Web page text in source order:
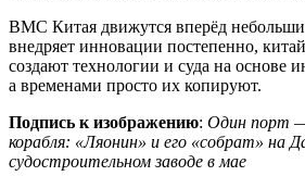
ВМС Китая движутся вперёд
внедряет инновации постепенно,
создают технологии и суда на основе
а временами просто их копируют.
Подпись к изображению: Один порт —
корабля: «Ляонин» и его «собрат» на
судостроительном заводе в мае